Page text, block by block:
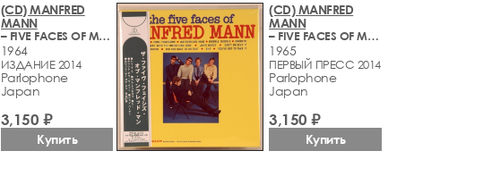
(CD) MANFRED
MANN
– FIVE FACES OF MANFRED MANN
1964
ИЗДАНИЕ 2014
Parlophone
Japan
3,150 ₽
Купить
(CD) MANFRED
MANN
– FIVE FACES OF MANFRED MANN
1965
ПЕРВЫЙ ПРЕСС 2014
Parlophone
Japan
3,150 ₽
Купить